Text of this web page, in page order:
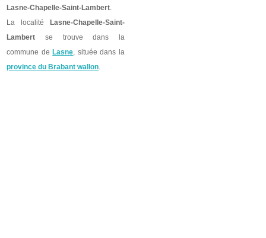
Lasne-Chapelle-Saint-Lambert.
La localité
Lasne-Chapelle-Saint-
Lambert se trouve dans la
commune de Lasne, située dans la
province du Brabant wallon.